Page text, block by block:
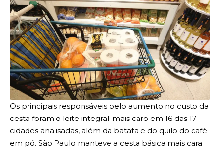
Os principais responsáveis pelo aumento no custo da
cesta foram o leite integral, mais caro em 16 das 17
cidades analisadas, além da batata e do quilo do café
em pó. São Paulo manteve a cesta básica mais cara